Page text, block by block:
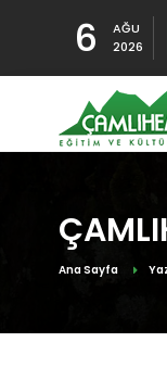
6
AĞU
2026
Ana Sayfa